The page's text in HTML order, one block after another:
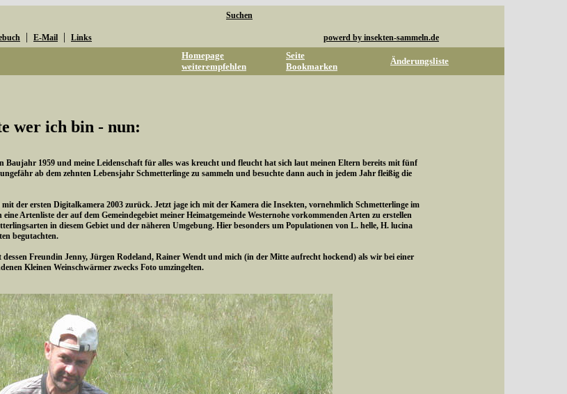
Suchen
| E-Mail | Links powerd by insekten-sammeln.de
Homepage
weiterempfehlen
Seite
Bookmarken
Änderungsliste
wer ich bin - nun:
Baujahr 1959 und meine Leidenschaft für alles was kreucht und fleucht hat sich laut meinen Eltern bereits mit fünf
ab dem zehnten Lebensjahr Schmetterlinge zu sammeln und besuchte dann auch in jedem Jahr fleißig die
der ersten Digitalkamera 2003 zurück. Jetzt jage ich mit der Kamera die Insekten, vornehmlich Schmetterlinge im
Artenliste der auf dem Gemeindegebiet meiner Heimatgemeinde Westernohe vorkommenden Arten zu erstellen
in diesem Gebiet und der näheren Umgebung. Hier besonders um Populationen von L. helle, H. lucina
begutachten.
Freundin Jenny, Jürgen Rodeland, Rainer Wendt und mich (in der Mitte aufrecht hockend) als wir bei einer
Kleinen Weinschwärmer zwecks Foto umzingelten.